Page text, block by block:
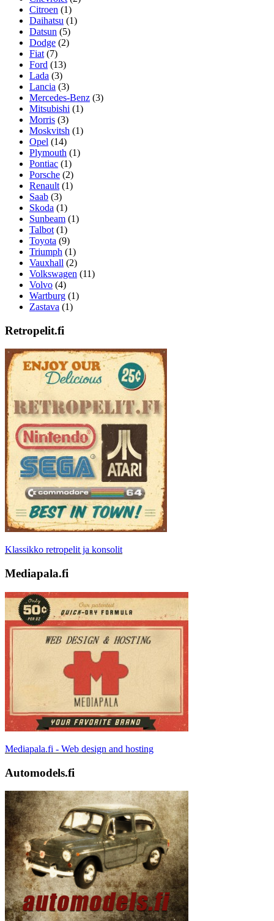
Citroen (1)
Daihatsu (1)
Datsun (5)
Dodge (2)
Fiat (7)
Ford (13)
Lada (3)
Lancia (3)
Mercedes-Benz (3)
Mitsubishi (1)
Morris (3)
Moskvitsh (1)
Opel (14)
Plymouth (1)
Pontiac (1)
Porsche (2)
Renault (1)
Saab (3)
Skoda (1)
Sunbeam (1)
Talbot (1)
Toyota (9)
Triumph (1)
Vauxhall (2)
Volkswagen (11)
Volvo (4)
Wartburg (1)
Zastava (1)
Retropelit.fi
Klassikko retropelit ja konsolit
Mediapala.fi
Mediapala.fi - Web design and hosting
Automodels.fi